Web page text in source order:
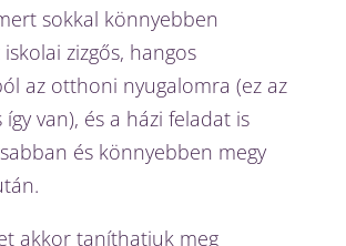
sokkal könnyebben
zizgős, hangos
az otthoni nyugalomra (ez az
így van), és a házi feladat is
és könnyebben megy
akkor taníthatjuk meg